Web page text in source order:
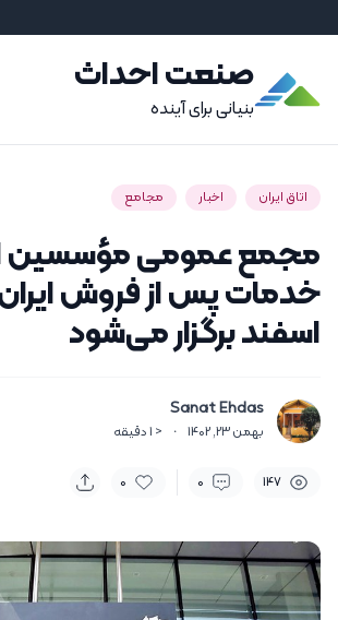
صنعت احداث
بنیانی برای آینده
اتاق ایران اخبار مجامع
مجمع عمومی مؤسسین
خدمات پس از فروش
اسفند برگزار می‌شود
Sanat Ehdas
بهمن 23, 1402 ·
< 1 دقیقه
147
0
0